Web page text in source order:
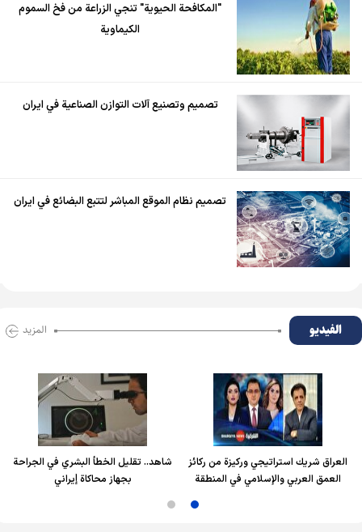
"المكافحة الحيوية" تنجي الزراعة من فخ السموم
الكيماوية
تصميم وتصنيع آلات التوازن الصناعية في ايران
تصميم نظام الموقع المباشر لتتبع البضائع في ايران
الفیدیو المزید
العراق شريك استراتيجي وركيزة من ركائز
العمق العربي والإسلامي في المنطقة
شاهد.. تقليل الخطأ البشري في الجراحة
بجهاز محاكاة إيراني